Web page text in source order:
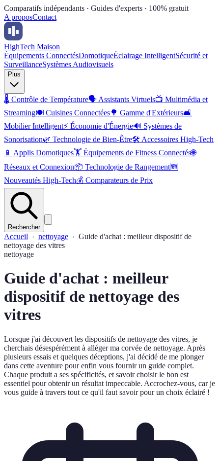
Comparatifs indépendants · Guides d'experts · 100% gratuit
A proposContact
HighTech Maison
Équipements ConnectésDomotiqueÉclairage IntelligentSécurité et
SurveillanceSystèmes Audiovisuels
Plus
🌡️ Contrôle de Température🗣️ Assistants Virtuels📺 Multimédia et
Streaming🍽️ Cuisines Connectées🌳 Gamme d'Extérieurs🛋️
Mobilier Intelligent⚡ Économie d'Énergie🔊 Systèmes de
Sonorisation🌿 Technologie de Bien-Être🛠️ Accessoires High-Tech
📱 Applis Domotiques🏋️ Équipements de Fitness Connectés🌐
Réseaux et Connexion📦 Technologie de Rangement🆕
Nouveautés High-Tech💰 Comparateurs de Prix
Rechercher
Accueil nettoyage
Guide d'achat : meilleur dispositif de
nettoyage des vitres
nettoyage
Guide d'achat : meilleur
dispositif de nettoyage des
vitres
Lorsque j'ai découvert les dispositifs de nettoyage des vitres, je
cherchais désespérément à alléger ma corvée de nettoyage. Après
plusieurs essais et quelques déceptions, j'ai décidé de me plonger
dans cette aventure pour enfin vous fournir un guide complet.
Chaque produit a ses spécificités, et savoir choisir le bon est
essentiel pour obtenir un résultat impeccable. Accrochez-vous, car je
vous guide à travers tout ce qu'il faut savoir pour un choix éclairé !